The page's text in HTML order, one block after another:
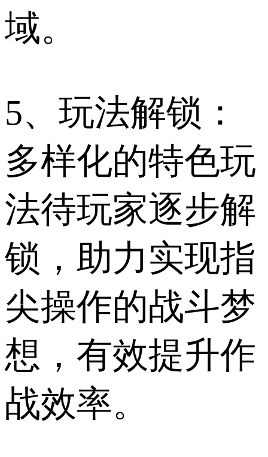
域。
5、玩法解锁：
多样化的特色玩
法待玩家逐步解
锁，助力实现指
尖操作的战斗梦
想，有效提升作
战效率。